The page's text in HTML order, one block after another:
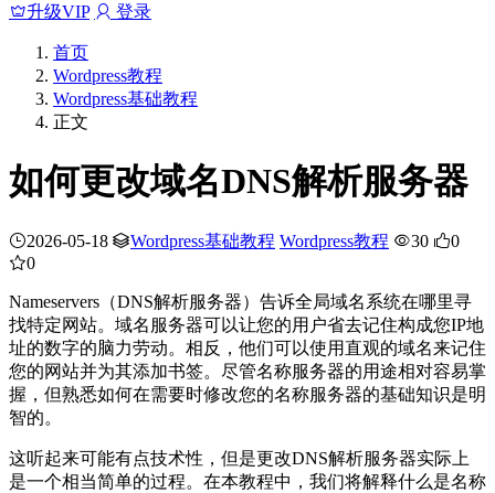
升级VIP 登录
首页
Wordpress教程
Wordpress基础教程
正文
如何更改域名DNS解析服务器
2026-05-18 Wordpress基础教程 Wordpress教程 30
0
0
Nameservers（DNS解析服务器）告诉全局域名系统在哪里寻
找特定网站。域名服务器可以让您的用户省去记住构成您IP地
址的数字的脑力劳动。相反，他们可以使用直观的域名来记住
您的网站并为其添加书签。尽管名称服务器的用途相对容易掌
握，但熟悉如何在需要时修改您的名称服务器的基础知识是明
智的。
这听起来可能有点技术性，但是更改DNS解析服务器实际上
是一个相当简单的过程。在本教程中，我们将解释什么是名称